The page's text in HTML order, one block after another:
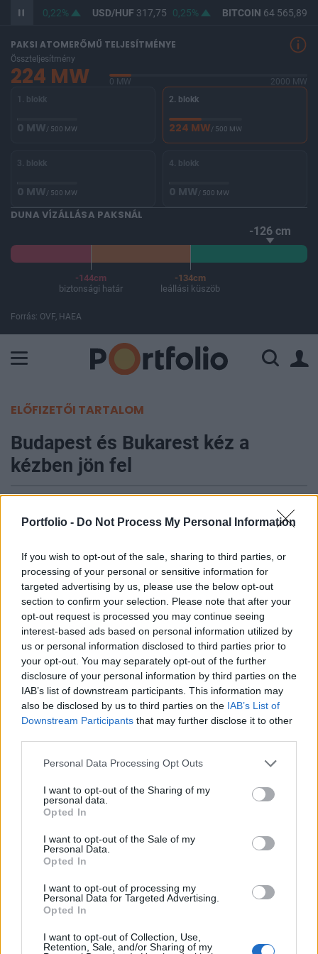
Portfolio - Do Not Process My Personal Information
If you wish to opt-out of the sale, sharing to third parties, or
processing of your personal or sensitive information for
targeted advertising by us, please use the below opt-out
section to confirm your selection. Please note that after your
opt-out request is processed you may continue seeing
interest-based ads based on personal information utilized by
us or personal information disclosed to third parties prior to
your opt-out. You may separately opt-out of the further
disclosure of your personal information by third parties on the
IAB’s list of downstream participants. This information may
also be disclosed by us to third parties on the IAB’s List of
Downstream Participants that may further disclose it to other
Personal Data Processing Opt Outs
I want to opt-out of the Sharing of my
personal data.
Opted In
I want to opt-out of the Sale of my
Personal Data.
Opted In
I want to opt-out of processing my
Personal Data for Targeted Advertising.
Opted In
I want to opt-out of Collection, Use,
Retention, Sale, and/or Sharing of my
366,20 0,22% USD/HUF317,75 0,25% BITCOIN64 565,89
PAKSI ATOMERŐMŰ TELJESÍTMÉNYE
Összteljesítmény
224 MW 0 MW
2000 MW
1. blokk
0 MW/ 500 MW
2. blokk
224 MW/ 500 MW
3. blokk
0 MW/ 500 MW
4. blokk
0 MW/ 500 MW
DUNA VÍZÁLLÁSA PAKSNÁL
-126 cm
-144cm
biztonsági határ
-134cm
leállási küszöb
Forrás: OVF, HAEA
ELŐFIZETŐI TARTALOM
Budapest és Bukarest kéz a
kézben jön fel
2016. november 14. 12:37
Optimista rövid távú kilátások, továbbra is vonzó
befektetési lehetőségek és egyre több új tőke
jellemzi a közép-európai ingatlanpiac nemzetközi
megítélését. Röviden legalábbis így lehetne
összefoglalni a Portfolio és az RICS közös,
Londonban tartott ingatlanbefektetési
konferenciáját. A második alkalommal
megrendezett Emerging Europe Property Forum
előadói között Európa és a régió legnagyobb
befektetői foglaltak helyet, a téma pedig Közép-
Európa volt.
Nyitóelőadásában Tom Mundy, a JLL londoni tőkepiaci
igazgatója kifejtette, hogy globálisan továbbra is rengeteg
tőke keresi a helyét az ingatlanpiacon és az alacsony
kamatok mellett ez várhatóan a jövőben is így marad
egyelőre, ami értelemszerűen az ingatlanpiaci hozamok
csökkenését jelenti. Mundy szerint Közép- és Kelet-Európát
KEDVES OLVASÓNK!
A keresett cikk a portfolio.hu hírarchívumához